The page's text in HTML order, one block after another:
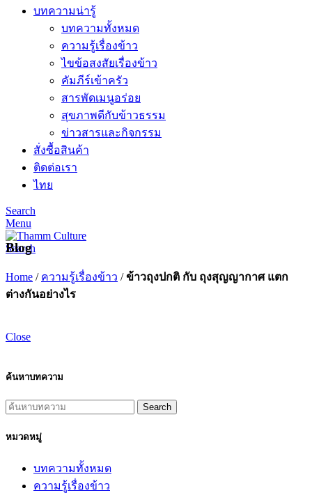
บทความน่ารู้
บทความทั้งหมด
ความรู้เรื่องข้าว
ไขข้อสงสัยเรื่องข้าว
คัมภีร์เข้าครัว
สารพัดเมนูอร่อย
สุขภาพดีกับข้าวธรรม
ข่าวสารและกิจกรรม
สั่งซื้อสินค้า
ติดต่อเรา
ไทย
Search
Menu
Search
Blog
Home / ความรู้เรื่องข้าว /ข้าวถุงปกติ กับ ถุงสุญญากาศ แตก
ต่างกันอย่างไร
Close
ค้นหาบทความ
Search
หมวดหมู่
บทความทั้งหมด
ความรู้เรื่องข้าว